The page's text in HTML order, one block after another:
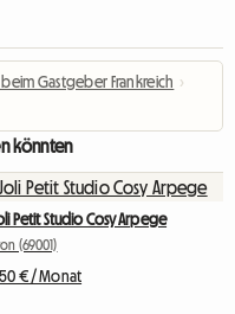
Gastgeber Frankreich ›
könnten
Petit Studio Cosy Arpege
(69001)
€ / Monat